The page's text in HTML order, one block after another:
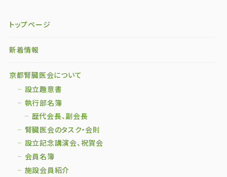
トップページ
新着情報
京都腎臓医会について
設立趣意書
執行部名簿
歴代会長、副会長
腎臓医会のタスク・会則
設立記念講演会、祝賀会
会員名簿
施設会員紹介